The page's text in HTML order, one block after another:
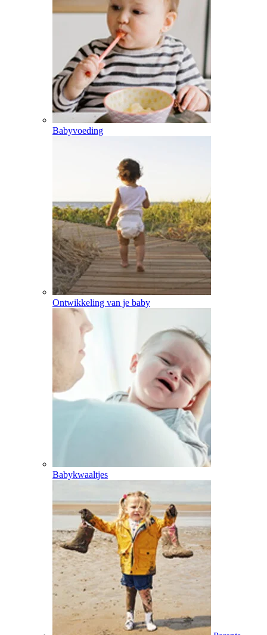
Babyvoeding
Ontwikkeling van je baby
Babykwaaltjes